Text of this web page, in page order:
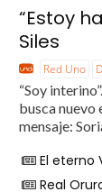
“Estoy
Siles
Red Uno
“Soy
busca
mensaje:
El eterno
Real